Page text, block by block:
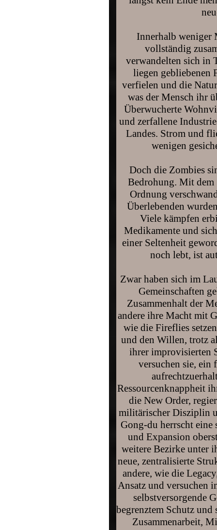
Innerhalb weniger
vollständig
verwandelten sich in
liegen gebliebenen
verfielen und die
was der Mensch ihr
Überwucherte
und zerfallene
Landes. Strom und
wenigen
Doch die Zombies
Bedrohung. Mit dem
Ordnung
Überlebenden
Viele kämpfen
Medikamente und
einer Seltenheit
noch lebt, ist
Zwar haben sich im
Gemeinschaften
Zusammenhalt der
andere ihre Macht mit
wie die Fireflies
und den Willen, trotz
ihrer improvisierten
versuchen sie,
Ressourcenknappheit
die New Order,
militärischer Disziplin
Gong-du herrscht
und Expansion
weitere Bezirke unter
neue, zentralisierte
andere, wie die
Ansatz und versuchen
selbstversorgende
begrenztem Schutz und
Zusammenarbeit,